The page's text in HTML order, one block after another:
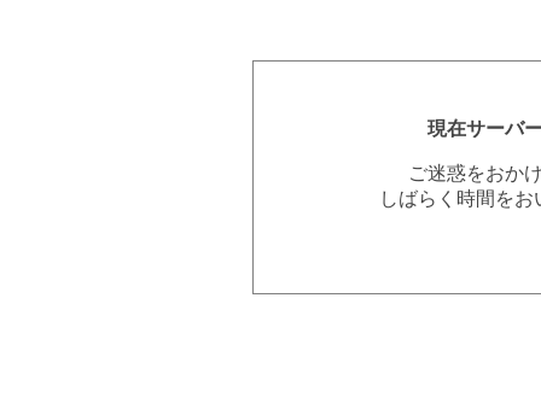
現在サーバ
ご迷惑をおか
しばらく時間を